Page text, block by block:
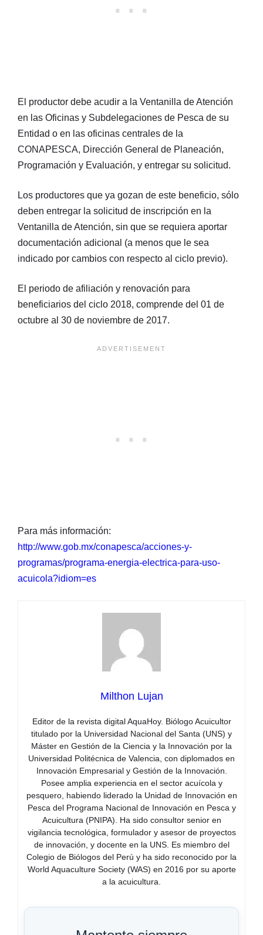
El productor debe acudir a la Ventanilla de Atención
en las Oficinas y Subdelegaciones de Pesca de su
Entidad o en las oficinas centrales de la
CONAPESCA, Dirección General de Planeación,
Programación y Evaluación, y entregar su solicitud.
Los productores que ya gozan de este beneficio, sólo
deben entregar la solicitud de inscripción en la
Ventanilla de Atención, sin que se requiera aportar
documentación adicional (a menos que le sea
indicado por cambios con respecto al ciclo previo).
El periodo de afiliación y renovación para
beneficiarios del ciclo 2018, comprende del 01 de
octubre al 30 de noviembre de 2017.
Para más información:
http://www.gob.mx/conapesca/acciones-y-
programas/programa-energia-electrica-para-uso-
acuicola?idiom=es
Milthon Lujan
Editor de la revista digital AquaHoy. Biólogo Acuicultor
titulado por la Universidad Nacional del Santa (UNS) y
Máster en Gestión de la Ciencia y la Innovación por la
Universidad Politécnica de Valencia, con diplomados en
Innovación Empresarial y Gestión de la Innovación.
Posee amplia experiencia en el sector acuícola y
pesquero, habiendo liderado la Unidad de Innovación en
Pesca del Programa Nacional de Innovación en Pesca y
Acuicultura (PNIPA). Ha sido consultor senior en
vigilancia tecnológica, formulador y asesor de proyectos
de innovación, y docente en la UNS. Es miembro del
Colegio de Biólogos del Perú y ha sido reconocido por la
World Aquaculture Society (WAS) en 2016 por su aporte
a la acuicultura.